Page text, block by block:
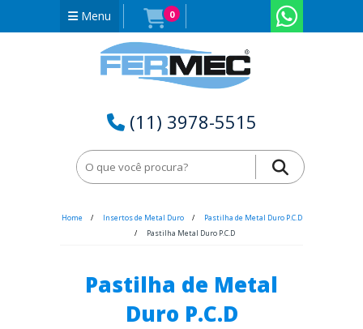
Menu 0
(11) 3978-5515
Home Insertos de Metal Duro
Pastilha de Metal Duro P.C.D
Pastilha Metal Duro P.C.D
Pastilha de Metal
Duro P.C.D